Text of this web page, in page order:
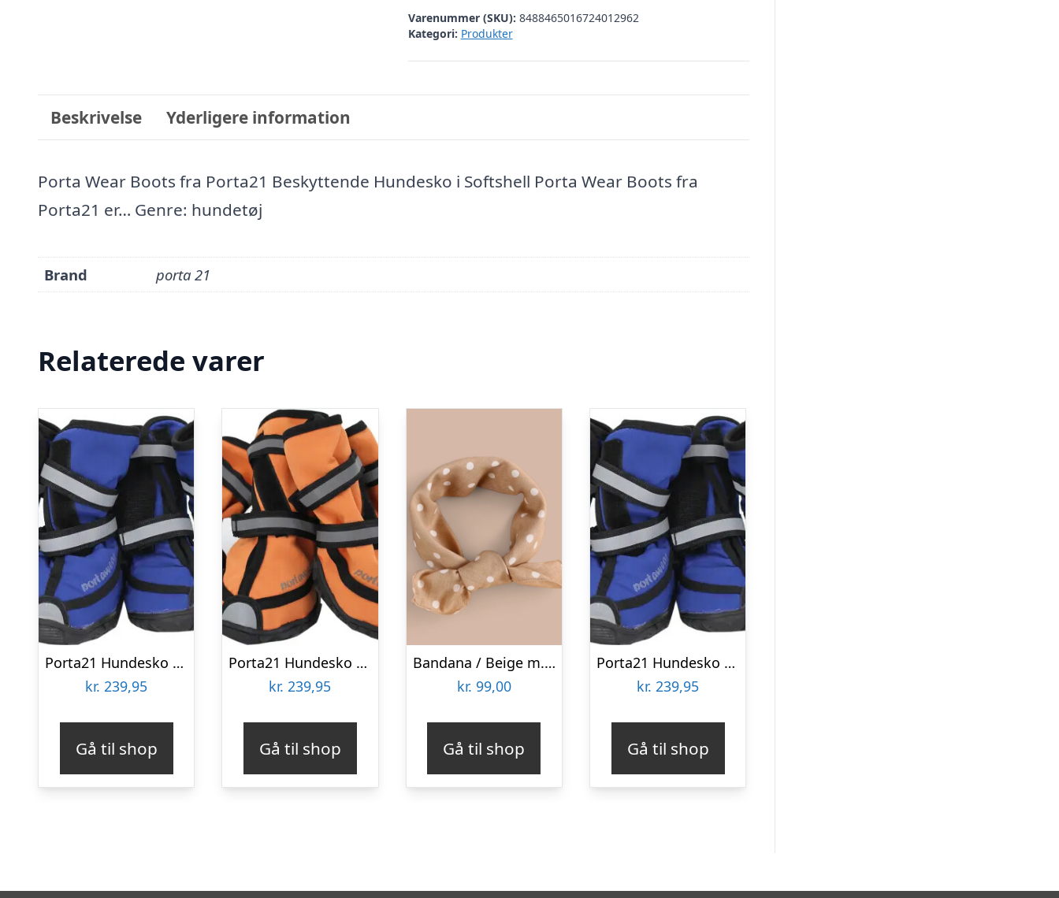
Varenummer (SKU): 8488465016724012962
Kategori: Produkter
Beskrivelse Yderligere information
Porta Wear Boots fra Porta21 Beskyttende Hundesko i Softshell Porta Wear Boots fra
Porta21 er… Genre: hundetøj
Brand porta 21
Relaterede varer
Porta21 Hundesko – Blå – L
kr. 239,95
Gå til shop
Porta21 Hundesko – Orange – L
kr. 239,95
Gå til shop
Bandana / Beige m. hvide prikker
kr. 99,00
Gå til shop
Porta21 Hundesko – Blå – Xs
kr. 239,95
Gå til shop